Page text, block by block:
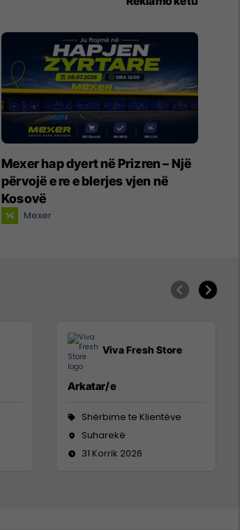
Mexer hap dyert në Prizren – Një
përvojë e re e blerjes vjen në
Kosovë
Mexer
Viva Fresh Store
Arkatar/e
Shërbime te Klientëve
Suharekë
31 Korrik 2026